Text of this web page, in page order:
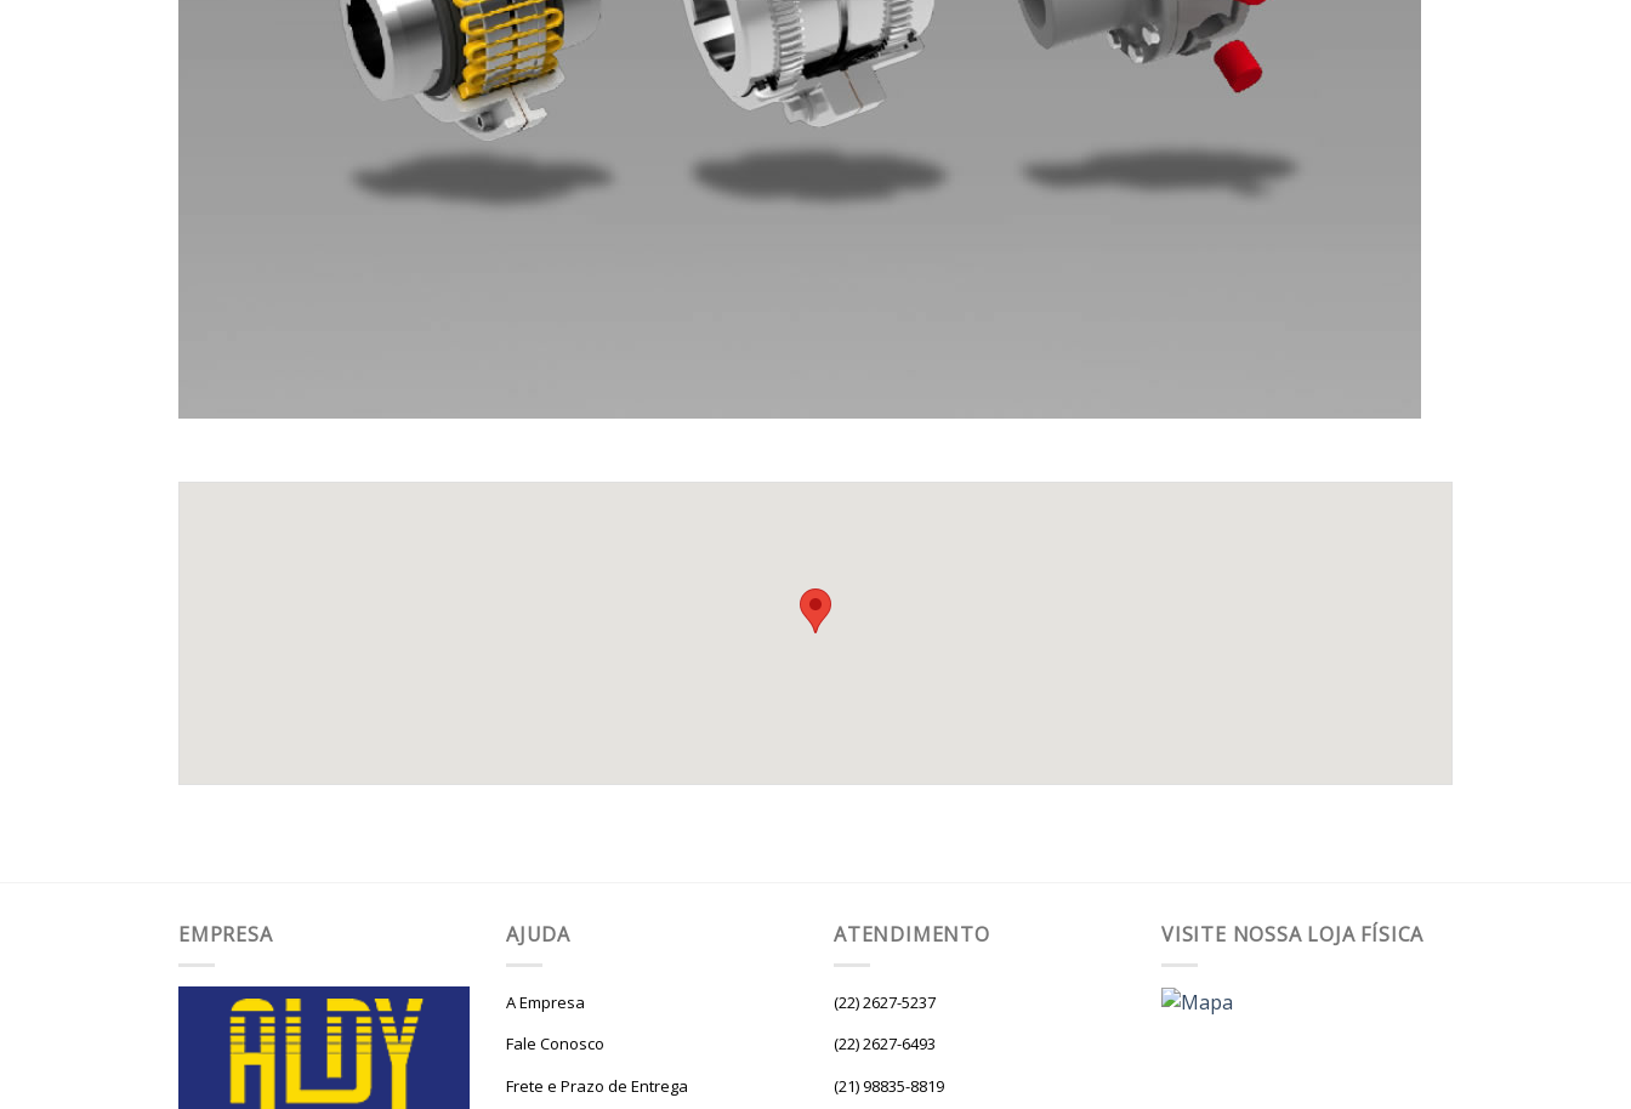
EMPRESA AJUDA
A Empresa
Fale Conosco
Frete e Prazo de Entrega
ATENDIMENTO
(22) 2627-5237
(22) 2627-6493
(21) 98835-8819
VISITE NOSSA LOJA FÍSICA